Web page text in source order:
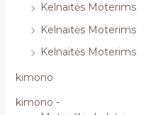
Kelnaitės Moterims
Kelnaitės Moterims
Kelnaitės Moterims
kimono
kimono -